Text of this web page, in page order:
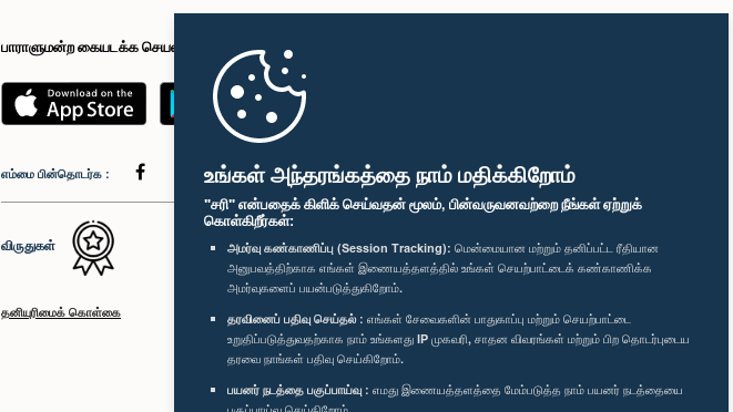
உங்கள் அந்தரங்கத்தை நாம் மதிக்கிறோம்
"சரி" என்பதைக் கிளிக் செய்வதன் மூலம், பின்வருவனவற்றை நீங்கள் ஏற்றுக்
கொள்கிறீர்கள்:
அமர்வு கண்காணிப்பு (Session Tracking): மென்மையான மற்றும் தனிப்பட்ட ரீதியான
அனுபவத்திற்காக எங்கள் இணையத்தளத்தில் உங்கள் செயற்பாட்டைக் கண்காணிக்க
அமர்வுகளைப் பயன்படுத்துகிறோம்.
தரவினைப் பதிவு செய்தல் : எங்கள் சேவைகளின் பாதுகாப்பு மற்றும் செயற்பாட்டை
உறுதிப்படுத்துவதற்காக நாம் உங்களது IP முகவரி, சாதன விவரங்கள் மற்றும் பிற தொடர்புடைய
தரவை நாங்கள் பதிவு செய்கிறோம்.
பயனர் நடத்தை பகுப்பாய்வு : எமது இணையத்தளத்தை மேம்படுத்த நாம் பயனர் நடத்தையை
பாராளுமன்ற கையடக்க செயலி
எம்மை பின்தொடர்க :
விருதுகள்
தனியுரிமைக் கொள்கை